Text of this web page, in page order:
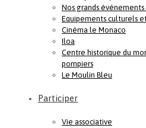
Nos grands
Equipements culturels
Cinéma le Monaco
Iloa
Centre historique du
pompiers
Le Moulin Bleu
Participer
Vie associative